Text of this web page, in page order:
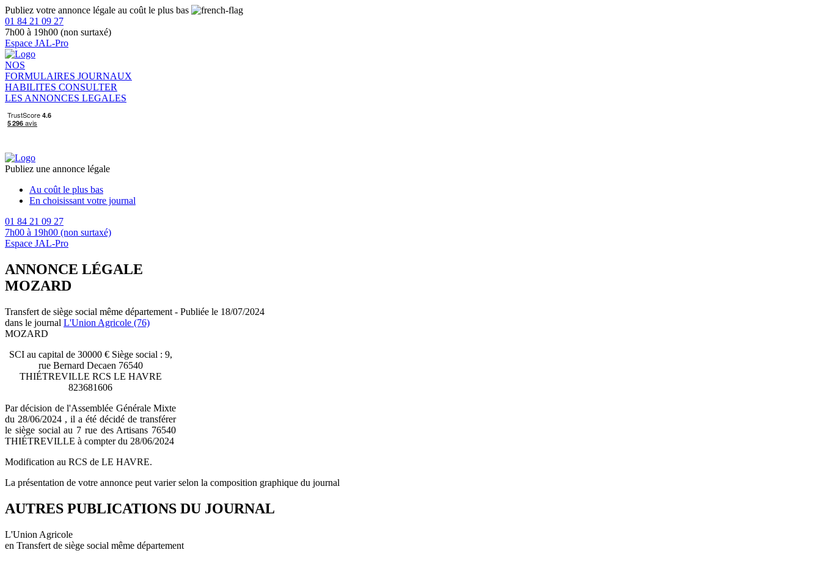
Publiez votre annonce légale au coût le plus bas
01 84 21 09 27
7h00 à 19h00 (non surtaxé)
Espace JAL-Pro
NOS
FORMULAIRES JOURNAUX
HABILITES CONSULTER
LES ANNONCES LEGALES
Publiez une annonce légale
Au coût le plus bas
En choisissant votre journal
01 84 21 09 27
7h00 à 19h00 (non surtaxé)
Espace JAL-Pro
ANNONCE LÉGALE
MOZARD
Transfert de siège social même département - Publiée le 18/07/2024
dans le journal L'Union Agricole (76)
MOZARD
SCI au capital de 30000 € Siège social : 9,
rue Bernard Decaen 76540
THIÉTREVILLE RCS LE HAVRE
823681606
Par décision de l'Assemblée Générale Mixte
du 28/06/2024 , il a été décidé de transférer
le siège social au 7 rue des Artisans 76540
THIÉTREVILLE à compter du 28/06/2024
Modification au RCS de LE HAVRE.
La présentation de votre annonce peut varier selon la composition graphique du journal
AUTRES PUBLICATIONS DU JOURNAL
L'Union Agricole
en Transfert de siège social même département